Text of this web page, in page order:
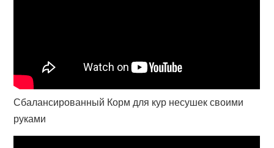
Сбалансированный Корм для кур несушек своими
руками